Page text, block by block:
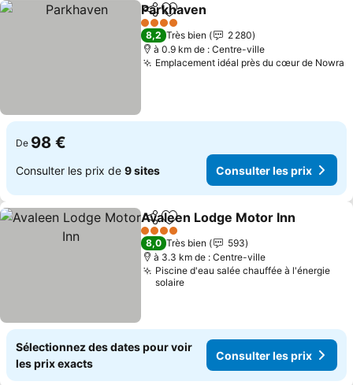
PartagerAjouter à mes favoris
Parkhaven
4 Étoiles
8,2 Très bien
2 280
à 0.9 km de : Centre-ville
Emplacement idéal près du cœur de Nowra
De 98 €
Consulter les prix de 9 sites Consulter les prix
PartagerAjouter à mes favoris
Avaleen Lodge Motor Inn
4 Étoiles
8,0 Très bien
593
à 3.3 km de : Centre-ville
Piscine d'eau salée chauffée à l'énergie
solaire
Sélectionnez des dates pour voir
les prix exacts
Consulter les prix